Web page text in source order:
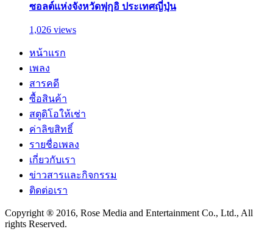
ซอลต์แห่งจังหวัดฟุกุอิ ประเทศญี่ปุ่น
1,026 views
หน้าแรก
เพลง
สารคดี
ซื้อสินค้า
สตูดิโอให้เช่า
ค่าลิขสิทธิ์
รายชื่อเพลง
เกี่ยวกับเรา
ข่าวสารและกิจกรรม
ติดต่อเรา
Copyright ® 2016, Rose Media and Entertainment Co., Ltd., All
rights Reserved.